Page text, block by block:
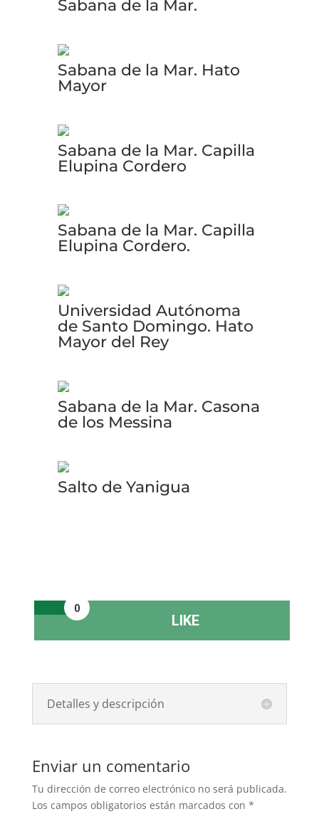
Sabana de la Mar.
Sabana de la Mar. Hato
Mayor
Sabana de la Mar. Capilla
Elupina Cordero
Sabana de la Mar. Capilla
Elupina Cordero.
Universidad Autónoma
de Santo Domingo. Hato
Mayor del Rey
Sabana de la Mar. Casona
de los Messina
Salto de Yanigua
0
LIKE
Detalles y descripción
Enviar un comentario
Tu dirección de correo electrónico no será publicada.
Los campos obligatorios están marcados con *